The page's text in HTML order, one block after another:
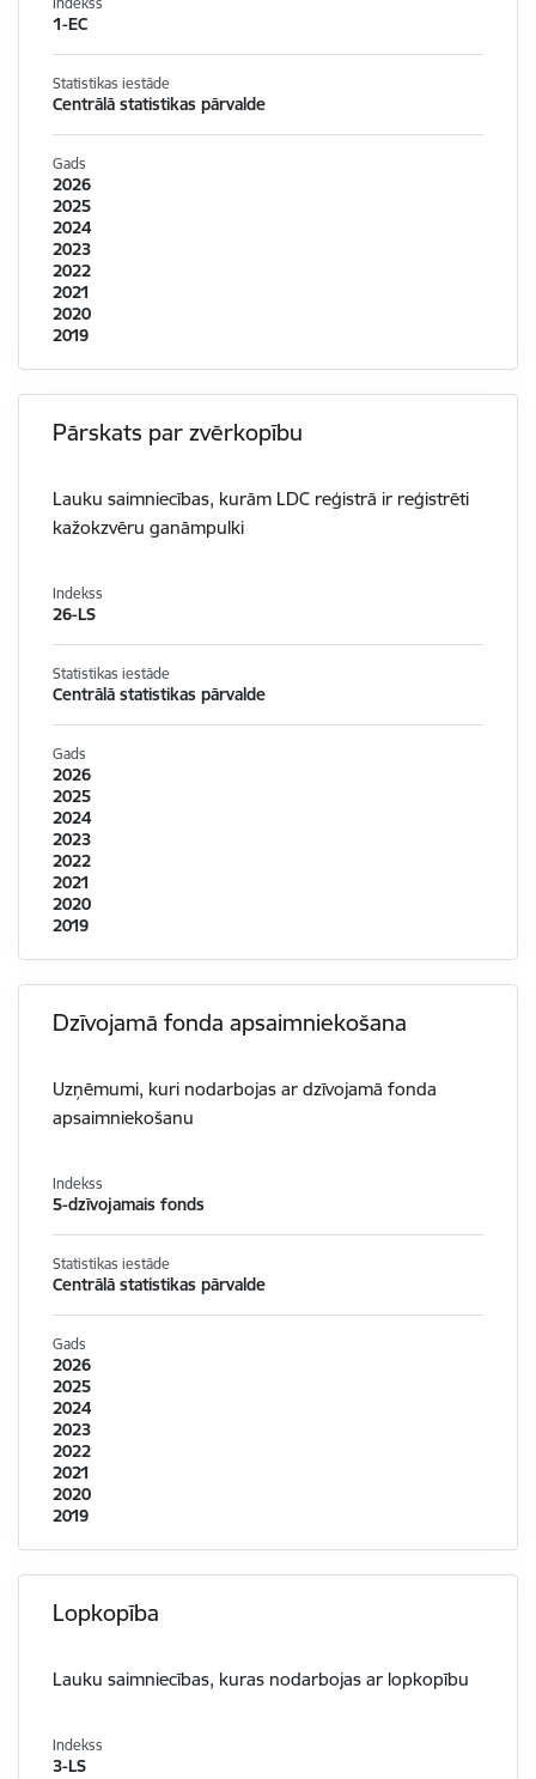
1-EC
Statistikas iestāde
Centrālā statistikas pārvalde
Gads
2026
2025
2024
2023
2022
2021
2020
2019
Pārskats par zvērkopību
Lauku saimniecības, kurām LDC reģistrā ir reģistrēti
kažokzvēru ganāmpulki
Indekss
26-LS
Statistikas iestāde
Centrālā statistikas pārvalde
Gads
2026
2025
2024
2023
2022
2021
2020
2019
Dzīvojamā fonda apsaimniekošana
Uzņēmumi, kuri nodarbojas ar dzīvojamā fonda
apsaimniekošanu
Indekss
5-dzīvojamais fonds
Statistikas iestāde
Centrālā statistikas pārvalde
Gads
2026
2025
2024
2023
2022
2021
2020
2019
Lopkopība
Lauku saimniecības, kuras nodarbojas ar lopkopību
Indekss
3-LS